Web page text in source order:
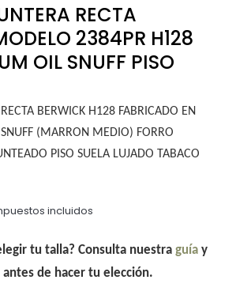
RECTA
2384PR H128
OIL SNUFF PISO
BERWICK H128 FABRICADO EN
(MARRON MEDIO) FORRO
PISO SUELA LUJADO TABACO
incluidos
tu talla? Consulta nuestra guíay
antes de hacer tu elección.